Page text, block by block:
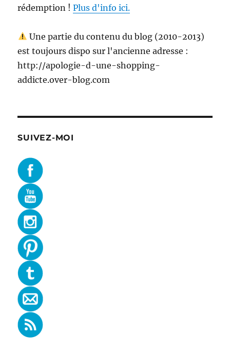
rédemption !Plus d'info ici.
Une partie du contenu du blog (2010-2013)
est toujours dispo sur l'ancienne adresse :
http://apologie-d-une-shopping-
addicte.over-blog.com
SUIVEZ-MOI